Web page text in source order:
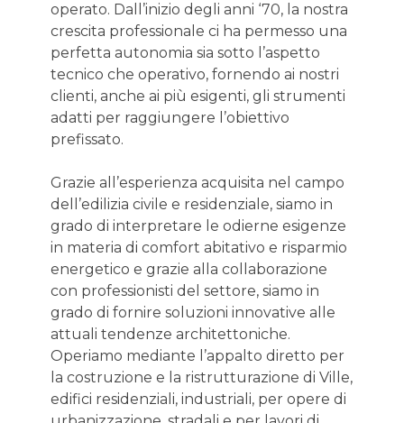
CONTATTO
operato. Dall’inizio degli anni ‘70, la nostra
crescita professionale ci ha permesso una
perfetta autonomia sia sotto l’aspetto
tecnico che operativo, fornendo ai nostri
clienti, anche ai più esigenti, gli strumenti
adatti per raggiungere l’obiettivo
prefissato.
Grazie all’esperienza acquisita nel campo
dell’edilizia civile e residenziale, siamo in
grado di interpretare le odierne esigenze
in materia di comfort abitativo e risparmio
energetico e grazie alla collaborazione
con professionisti del settore, siamo in
grado di fornire soluzioni innovative alle
attuali tendenze architettoniche.
Operiamo mediante l’appalto diretto per
la costruzione e la ristrutturazione di Ville,
edifici residenziali, industriali, per opere di